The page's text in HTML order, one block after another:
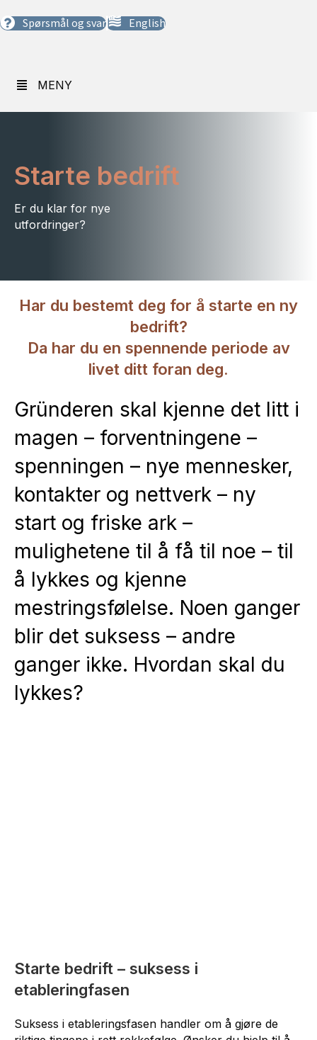
Spørsmål og svar English
MENYMENY
Starte bedrift
Er du klar for nye
utfordringer?
Har du bestemt deg for å starte en ny
bedrift?
Da har du en spennende periode av
livet ditt foran deg.
Gründeren skal kjenne det litt i
magen – forventningene –
spenningen – nye mennesker,
kontakter og nettverk – ny
start og friske ark –
mulighetene til å få til noe – til
å lykkes og kjenne
mestringsfølelse. Noen ganger
blir det suksess – andre
ganger ikke. Hvordan skal du
lykkes?
Starte bedrift – suksess i
etableringfasen
Suksess i etableringsfasen handler om å gjøre de